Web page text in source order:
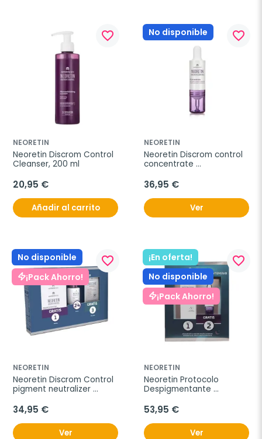
favorite_border
NEORETIN
Neoretin Discrom Control
Cleanser, 200 ml
20,95 €
Añadir al carrito
No disponible favorite_border
NEORETIN
Neoretin Discrom control
concentrate
intensivo, 10 ml
36,95 €
Ver
No disponible
¡Pack Ahorro!
favorite_border
NEORETIN
Neoretin Discrom Control
pigment neutralizer
34,95 €
Ver
¡En oferta!
No disponible
¡Pack Ahorro!
favorite_border
NEORETIN
Neoretin Protocolo
Despigmentante
Emulsion, 30 ml +
Concentrate de Regalo
53,95 €
Ver